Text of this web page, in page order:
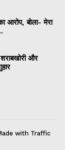
आरोप, बोला- मेरा
और
with Traffic